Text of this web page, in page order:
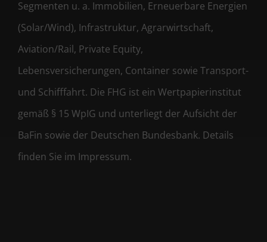
Segmenten u. a. Immobilien, Erneuerbare Energien
(Solar/Wind), Infrastruktur, Agrarwirtschaft,
Aviation/Rail, Private Equity,
Lebensversicherungen, Container sowie Transport-
und Schifffahrt. Die FHG ist ein Wertpapierinstitut
gemäß § 15 WpIG und unterliegt der Aufsicht der
BaFin sowie der Deutschen Bundesbank. Details
finden Sie im Impressum.